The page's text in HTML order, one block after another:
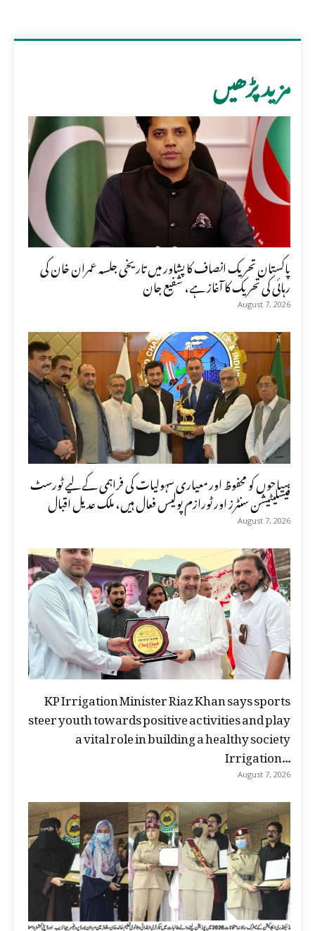
مزید پڑھیں
پاکستان تحریک انصاف کا پشاور میں تاریخی جلسہ عمران خان کی
رہائی کی تحریک کا آغاز ہے، شفیع جان
August 7, 2026
سیاحوں کو محفوظ اور معیاری سہولیات کی فراہمی کے لیے ٹورسٹ
فیسلیٹیشن سنٹرز اور ٹورازم پولیس فعال ہیں، ملک عدیل اقبال
August 7, 2026
KP Irrigation Minister Riaz Khan says sports
steer youth towards positive activities and play
a vital role in building a healthy society
Irrigation...
August 7, 2026